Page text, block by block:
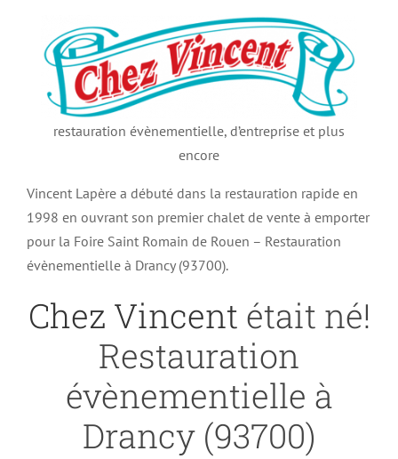
restauration évènementielle, d’entreprise et plus
encore
Vincent Lapère a débuté dans la restauration rapide en
1998 en ouvrant son premier chalet de vente à emporter
pour la Foire Saint Romain de Rouen – Restauration
évènementielle à Drancy (93700).
Chez Vincent était né!
Restauration
évènementielle à
Drancy (93700)